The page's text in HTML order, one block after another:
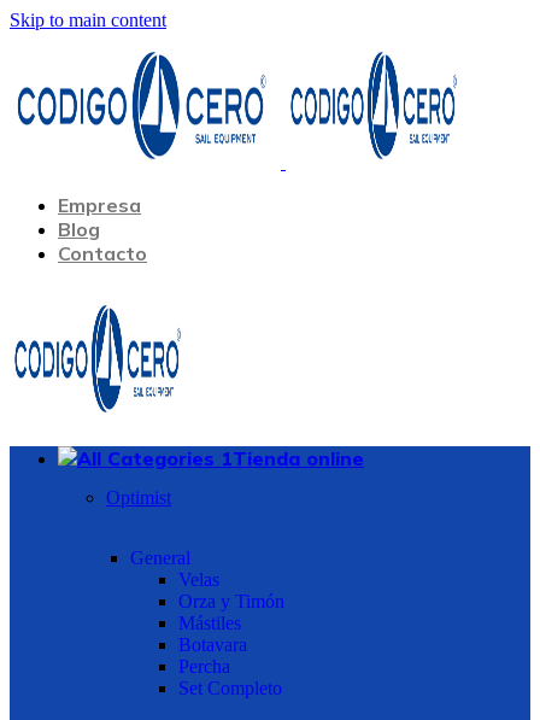
Skip to main content
Empresa
Blog
Contacto
Tienda online
Optimist
General
Velas
Orza y Timón
Mástiles
Botavara
Percha
Set Completo